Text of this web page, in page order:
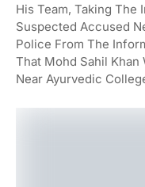
His Team, Taking The
Suspected Accused
Police From The
That Mohd Sahil Khan
Near Ayurvedic